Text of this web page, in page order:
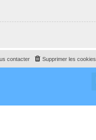
Supprimer les cookies
contacter